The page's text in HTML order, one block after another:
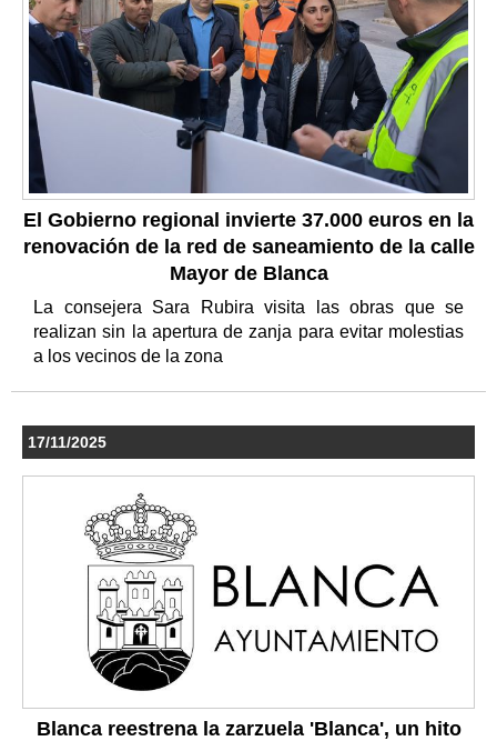
El Gobierno regional invierte 37.000 euros en la
renovación de la red de saneamiento de la calle
Mayor de Blanca
La consejera Sara Rubira visita las obras que se
realizan sin la apertura de zanja para evitar molestias
a los vecinos de la zona
17/11/2025
Blanca reestrena la zarzuela 'Blanca', un hito